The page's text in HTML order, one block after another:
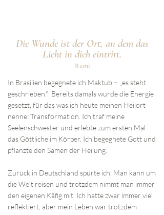
Die Wunde ist der Ort, an dem das
Licht in dich eintritt.
Rumi
In Brasilien begegnete ich Maktub – „es steht
geschrieben.“ Bereits damals wurde die Energie
gesetzt, für das was ich heute meinen Heilort
nenne: Transformation. Ich traf meine
Seelenschwester und erlebte zum ersten Mal
das Göttliche im Körper. Ich begegnete Gott und
pflanzte den Samen der Heilung.
Zurück in Deutschland spürte ich: Man kann um
die Welt reisen und trotzdem nimmt man immer
den eigenen Käfig mit. Ich hatte zwar immer viel
reflektiert, aber mein Leben war trotzdem